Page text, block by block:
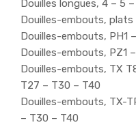
Douilles longues, 4 – 5
Douilles-embouts, plats
Douilles-embouts, PH1
Douilles-embouts, PZ1
Douilles-embouts, TX
T27 – T30 – T40
Douilles-embouts, TX-
– T30 – T40